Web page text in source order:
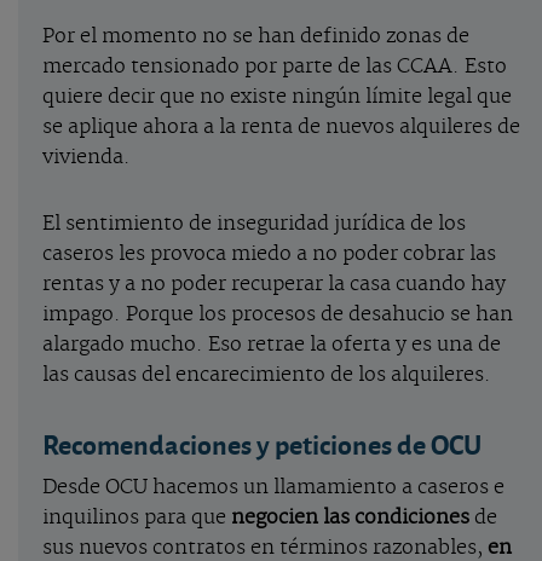
Por el momento no se han definido zonas de
mercado tensionado por parte de las CCAA. Esto
quiere decir que no existe ningún límite legal que
se aplique ahora a la renta de nuevos alquileres de
vivienda.
El sentimiento de inseguridad jurídica de los
caseros les provoca miedo a no poder cobrar las
rentas y a no poder recuperar la casa cuando hay
impago. Porque los procesos de desahucio se han
alargado mucho. Eso retrae la oferta y es una de
las causas del encarecimiento de los alquileres.
Recomendaciones y peticiones de OCU
Desde OCU hacemos un llamamiento a caseros e
inquilinos para que negocien las condiciones de
sus nuevos contratos en términos razonables, en